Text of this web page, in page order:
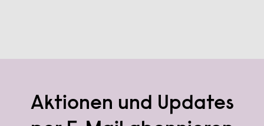
Aktionen und Updates